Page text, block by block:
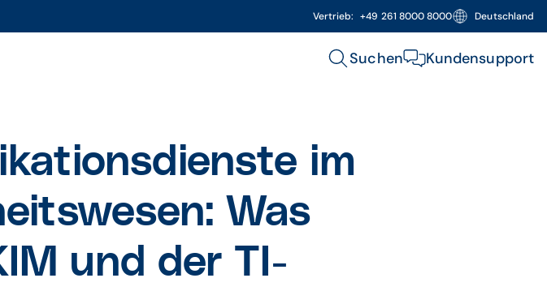
Vertrieb: +49 261 8000 8000 Deutschland
Suchen Kundensupport
im
Was
und der TI-